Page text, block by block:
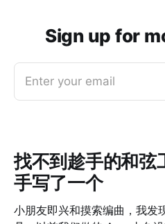
Sign up for
Enter your email
找不到趁手的和弦
手写了一个
小朋友即兴和摸索编曲，我发